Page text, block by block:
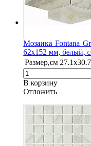
Мозаика Fontana
62х152 мм, белый,
Размер,см 27.1х30.7
В корзину
Oтложить